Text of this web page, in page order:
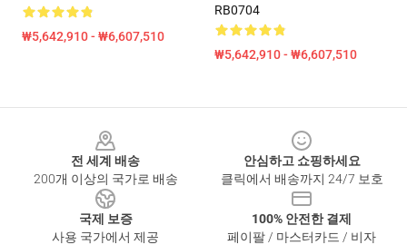
₩5,642,910 - ₩6,607,510
RB0704
₩5,642,910 - ₩6,607,510
전 세계 배송
200개 이상의 국가로 배송
안심하고 쇼핑하세요
클릭에서 배송까지 24/7 보호
국제 보증
사용 국가에서 제공
100% 안전한 결제
페이팔 / 마스터카드 / 비자